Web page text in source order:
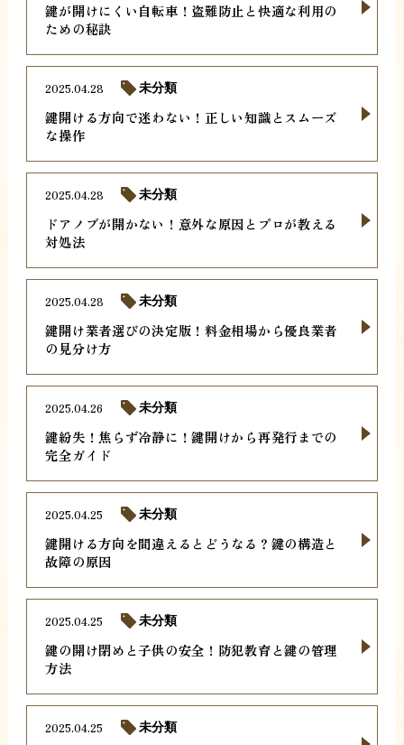
鍵が開けにくい自転車！盗難防止と快適な利用の
ための秘訣
鍵開ける方向で迷わない！正しい知識とスムーズ
な操作
2025.04.28 未分類
ドアノブが開かない！意外な原因とプロが教える
対処法
2025.04.28 未分類
鍵開け業者選びの決定版！料金相場から優良業者
の見分け方
2025.04.28 未分類
鍵紛失！焦らず冷静に！鍵開けから再発行までの
完全ガイド
2025.04.26 未分類
鍵開ける方向を間違えるとどうなる？鍵の構造と
故障の原因
2025.04.25 未分類
鍵の開け閉めと子供の安全！防犯教育と鍵の管理
方法
2025.04.25 未分類
2025.04.25 未分類